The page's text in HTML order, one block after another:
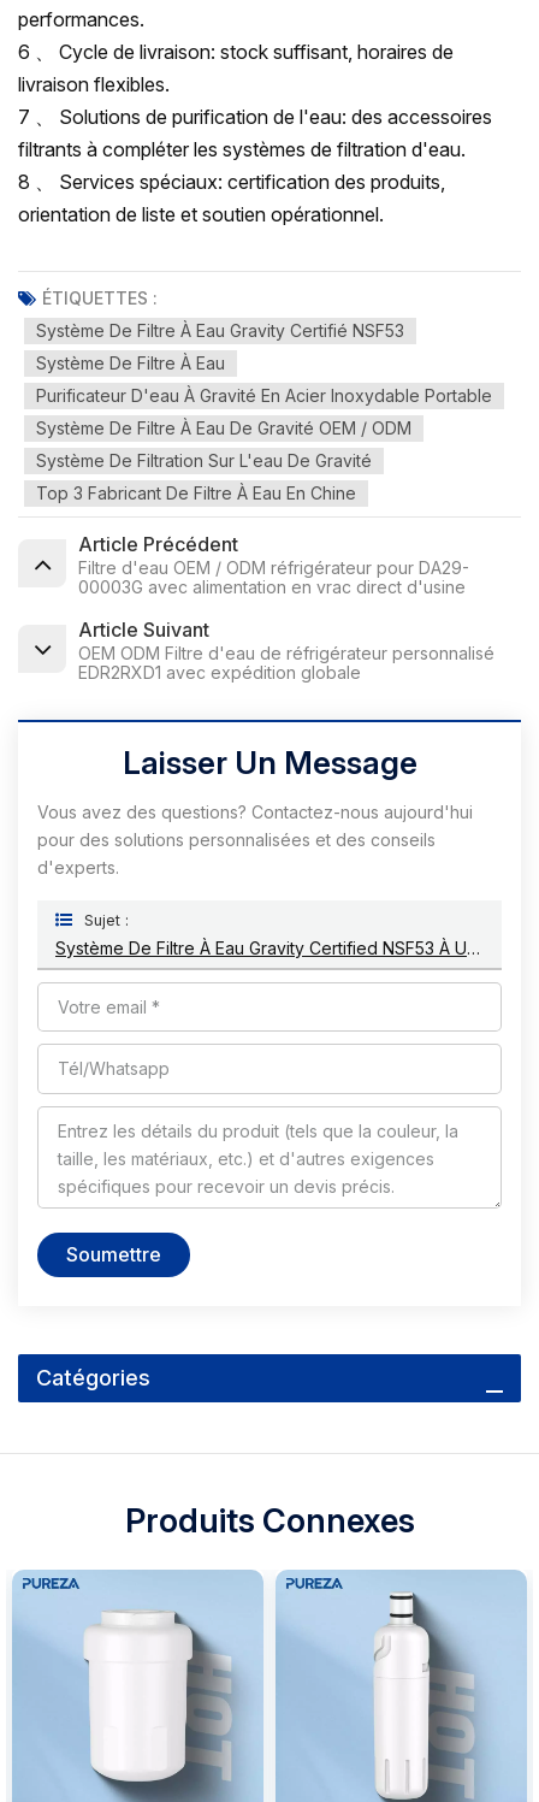
performances.
6 、 Cycle de livraison: stock suffisant, horaires de
livraison flexibles.
7 、 Solutions de purification de l'eau: des accessoires
filtrants à compléter les systèmes de filtration d'eau.
8 、 Services spéciaux: certification des produits,
orientation de liste et soutien opérationnel.
ÉTIQUETTES :
Système De Filtre À Eau Gravity Certifié NSF53
Système De Filtre À Eau
Purificateur D'eau À Gravité En Acier Inoxydable Portable
Système De Filtre À Eau De Gravité OEM / ODM
Système De Filtration Sur L'eau De Gravité
Top 3 Fabricant De Filtre À Eau En Chine
Article Précédent
Filtre d'eau OEM / ODM réfrigérateur pour DA29-
00003G avec alimentation en vrac direct d'usine
Article Suivant
OEM ODM Filtre d'eau de réfrigérateur personnalisé
EDR2RXD1 avec expédition globale
Laisser Un Message
Vous avez des questions? Contactez-nous aujourd'hui
pour des solutions personnalisées et des conseils
d'experts.
Sujet :
Système De Filtre À Eau Gravity Certified NSF53 À Usage Extérieur Et À Domicile
Soumettre
Catégories
Produits Connexes